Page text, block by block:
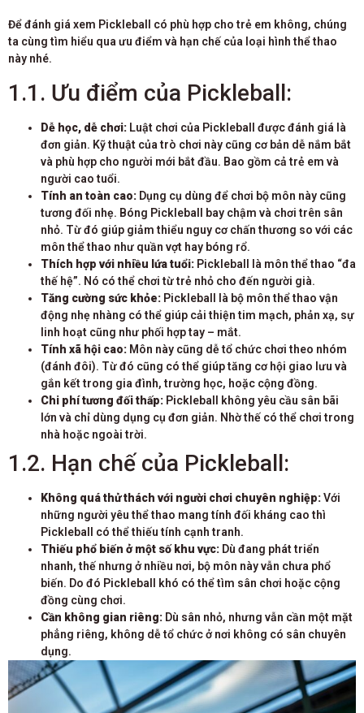
Để đánh giá xem Pickleball có phù hợp cho trẻ em không, chúng
ta cùng tìm hiểu qua ưu điểm và hạn chế của loại hình thể thao
này nhé.
1.1. Ưu điểm của Pickleball:
Dễ học, dễ chơi: Luật chơi của Pickleball được đánh giá là
đơn giản. Kỹ thuật của trò chơi này cũng cơ bản dễ nắm bắt
và phù hợp cho người mới bắt đầu. Bao gồm cả trẻ em và
người cao tuổi.
Tính an toàn cao: Dụng cụ dùng để chơi bộ môn này cũng
tương đối nhẹ. Bóng Pickleball bay chậm và chơi trên sân
nhỏ. Từ đó giúp giảm thiểu nguy cơ chấn thương so với các
môn thể thao như quần vợt hay bóng rổ.
Thích hợp với nhiều lứa tuổi: Pickleball là môn thể thao “đa
thế hệ”. Nó có thể chơi từ trẻ nhỏ cho đến người già.
Tăng cường sức khỏe: Pickleball là bộ môn thể thao vận
động nhẹ nhàng có thể giúp cải thiện tim mạch, phản xạ, sự
linh hoạt cũng như phối hợp tay – mắt.
Tính xã hội cao: Môn này cũng dễ tổ chức chơi theo nhóm
(đánh đôi). Từ đó cũng có thể giúp tăng cơ hội giao lưu và
gắn kết trong gia đình, trường học, hoặc cộng đồng.
Chi phí tương đối thấp: Pickleball không yêu cầu sân bãi
lớn và chỉ dùng dụng cụ đơn giản. Nhờ thế có thể chơi trong
nhà hoặc ngoài trời.
1.2. Hạn chế của Pickleball:
Không quá thử thách với người chơi chuyên nghiệp:Với
những người yêu thể thao mang tính đối kháng cao thì
Pickleball có thể thiếu tính cạnh tranh.
Thiếu phổ biến ở một số khu vực: Dù đang phát triển
nhanh, thế nhưng ở nhiều nơi, bộ môn này vẫn chưa phổ
biến. Do đó Pickleball khó có thể tìm sân chơi hoặc cộng
đồng cùng chơi.
Cần không gian riêng: Dù sân nhỏ, nhưng vẫn cần một mặt
phẳng riêng, không dễ tổ chức ở nơi không có sân chuyên
dụng.